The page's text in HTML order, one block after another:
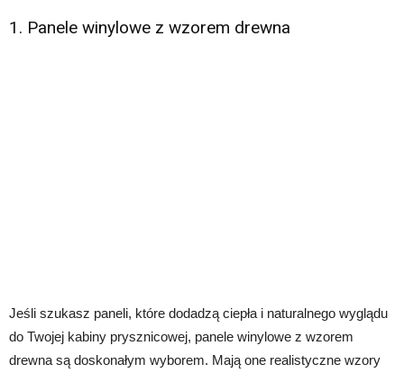
1. Panele winylowe z wzorem drewna
Jeśli szukasz paneli, które dodadzą ciepła i naturalnego wyglądu
do Twojej kabiny prysznicowej, panele winylowe z wzorem
drewna są doskonałym wyborem. Mają one realistyczne wzory